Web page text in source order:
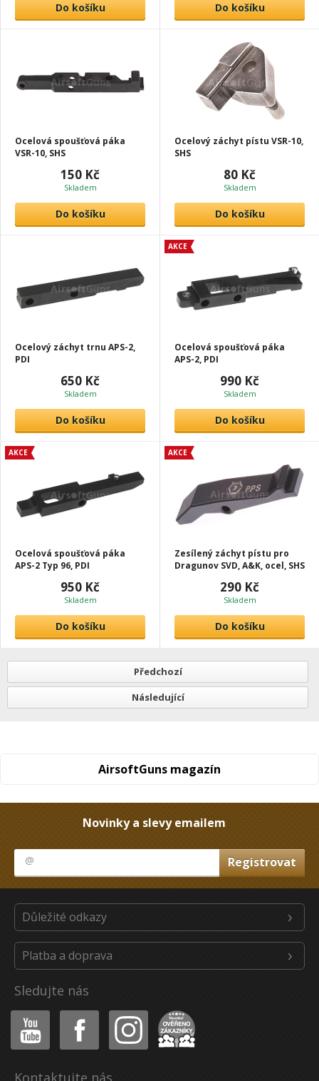
Do košíku Do košíku
Ocelová spoušťová páka
VSR-10, SHS
150 Kč
Skladem
Do košíku
Ocelový záchyt pístu VSR-10,
SHS
80 Kč
Skladem
Do košíku
Ocelový záchyt trnu APS-2,
PDI
650 Kč
Skladem
Do košíku
Ocelová spoušťová páka
APS-2, PDI
990 Kč
Skladem
AKCE
Do košíku
Ocelová spoušťová páka
APS-2 Typ 96, PDI
950 Kč
Skladem
AKCE
Do košíku
Zesílený záchyt pístu pro
Dragunov SVD, A&K, ocel, SHS
290 Kč
Skladem
AKCE
Do košíku
Předchozí
Následující
AirsoftGuns magazín
Novinky a slevy emailem
Důležité odkazy
Platba a doprava
Sledujte nás
Youtube Facebook Instagram Heureka
Kontaktujte nás